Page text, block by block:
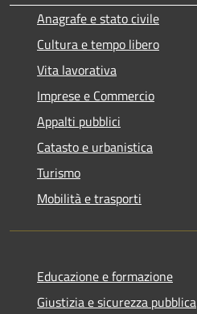
Anagrafe e stato civile
Cultura e tempo libero
Vita lavorativa
Imprese e Commercio
Appalti pubblici
Catasto e urbanistica
Turismo
Mobilità e trasporti
Educazione e formazione
Giustizia e sicurezza pubblica